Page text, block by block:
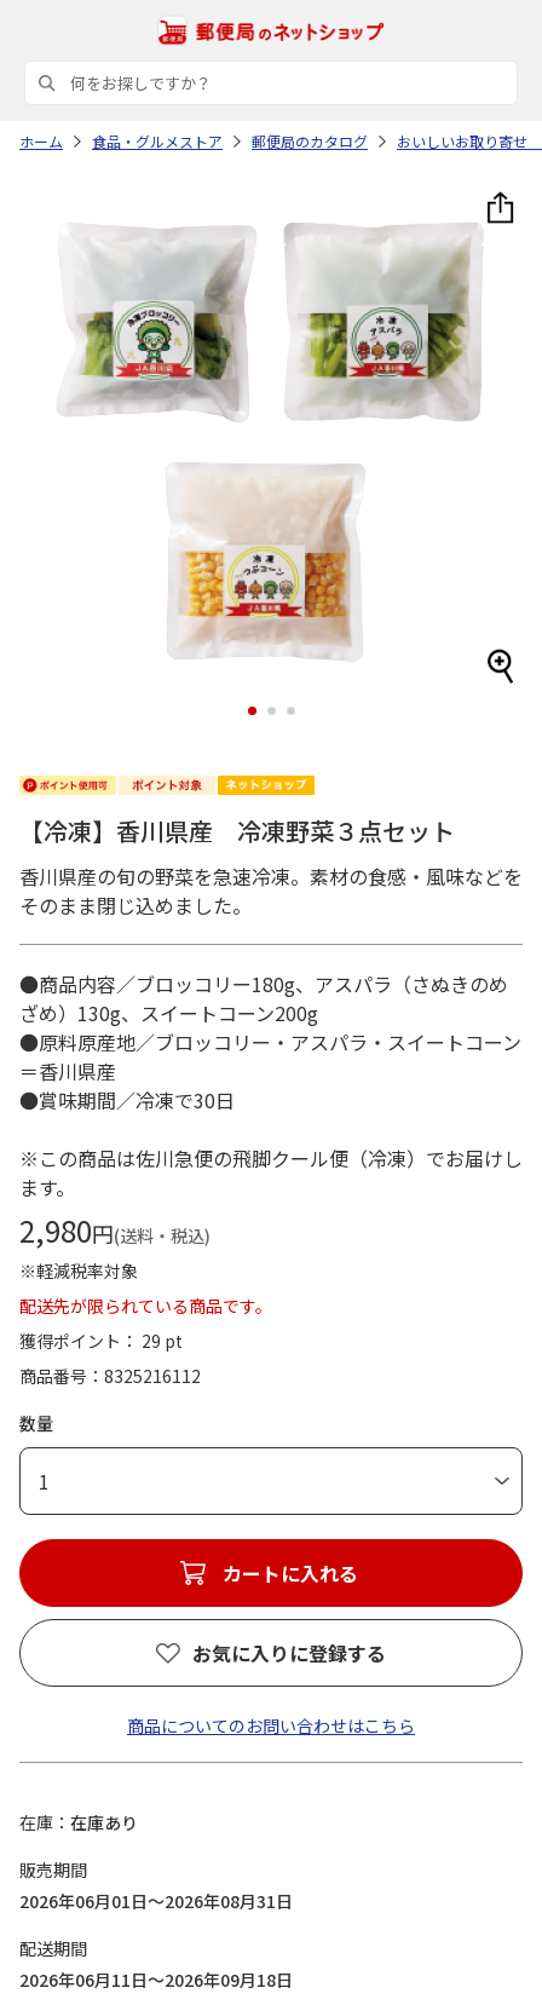
ホーム 食品・グルメストア 郵便局のカタログ おいしいお取り寄せ
1 2 3
【冷凍】香川県産 冷凍野菜３点セット
香川県産の旬の野菜を急速冷凍。素材の食感・風味などを
そのまま閉じ込めました。
●商品内容／ブロッコリー180g、アスパラ（さぬきのめ
ざめ）130g、スイートコーン200g
●原料原産地／ブロッコリー・アスパラ・スイートコーン
＝香川県産
●賞味期間／冷凍で30日
※この商品は佐川急便の飛脚クール便（冷凍）でお届けし
ます。
2,980円(送料・税込)
※軽減税率対象
配送先が限られている商品です。
獲得ポイント： 29 pt
商品番号
8325216112
数量
1
カートに入れる
お気に入りに登録する
商品についてのお問い合わせはこちら
在庫
在庫あり
販売期間
2026年06月01日～2026年08月31日
配送期間
2026年06月11日～2026年09月18日